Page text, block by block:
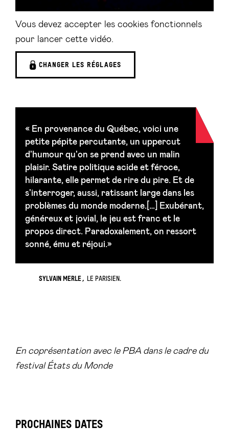
Vous devez accepter les cookies fonctionnels
pour lancer cette vidéo.
CHANGER LES RÉGLAGES
« En provenance du Québec, voici une
petite pépite percutante, un uppercut
d'humour qu'on se prend avec un malin
plaisir. Satire politique acide et féroce,
hilarante, elle permet de rire du pire. Et de
s'interroger, aussi, ratissant large dans les
problèmes du monde moderne.[…] Exubérant,
généreux et jovial, le jeu est franc et le
propos direct. Paradoxalement, on ressort
sonné, ému et réjoui.»
SYLVAIN MERLE LE PARISIEN.
En coprésentation avec le PBA dans le cadre du
festival États du Monde
PROCHAINES DATES